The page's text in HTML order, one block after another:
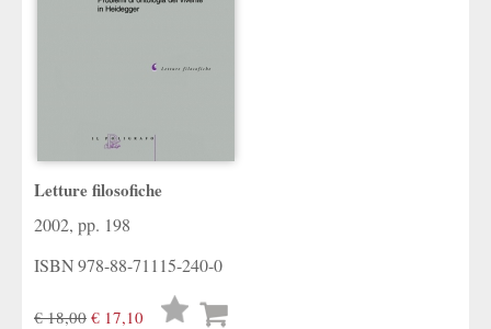
Letture filosofiche
2002, pp. 198
ISBN978-88-71115-240-0
€ 18,00 € 17,10
Lista